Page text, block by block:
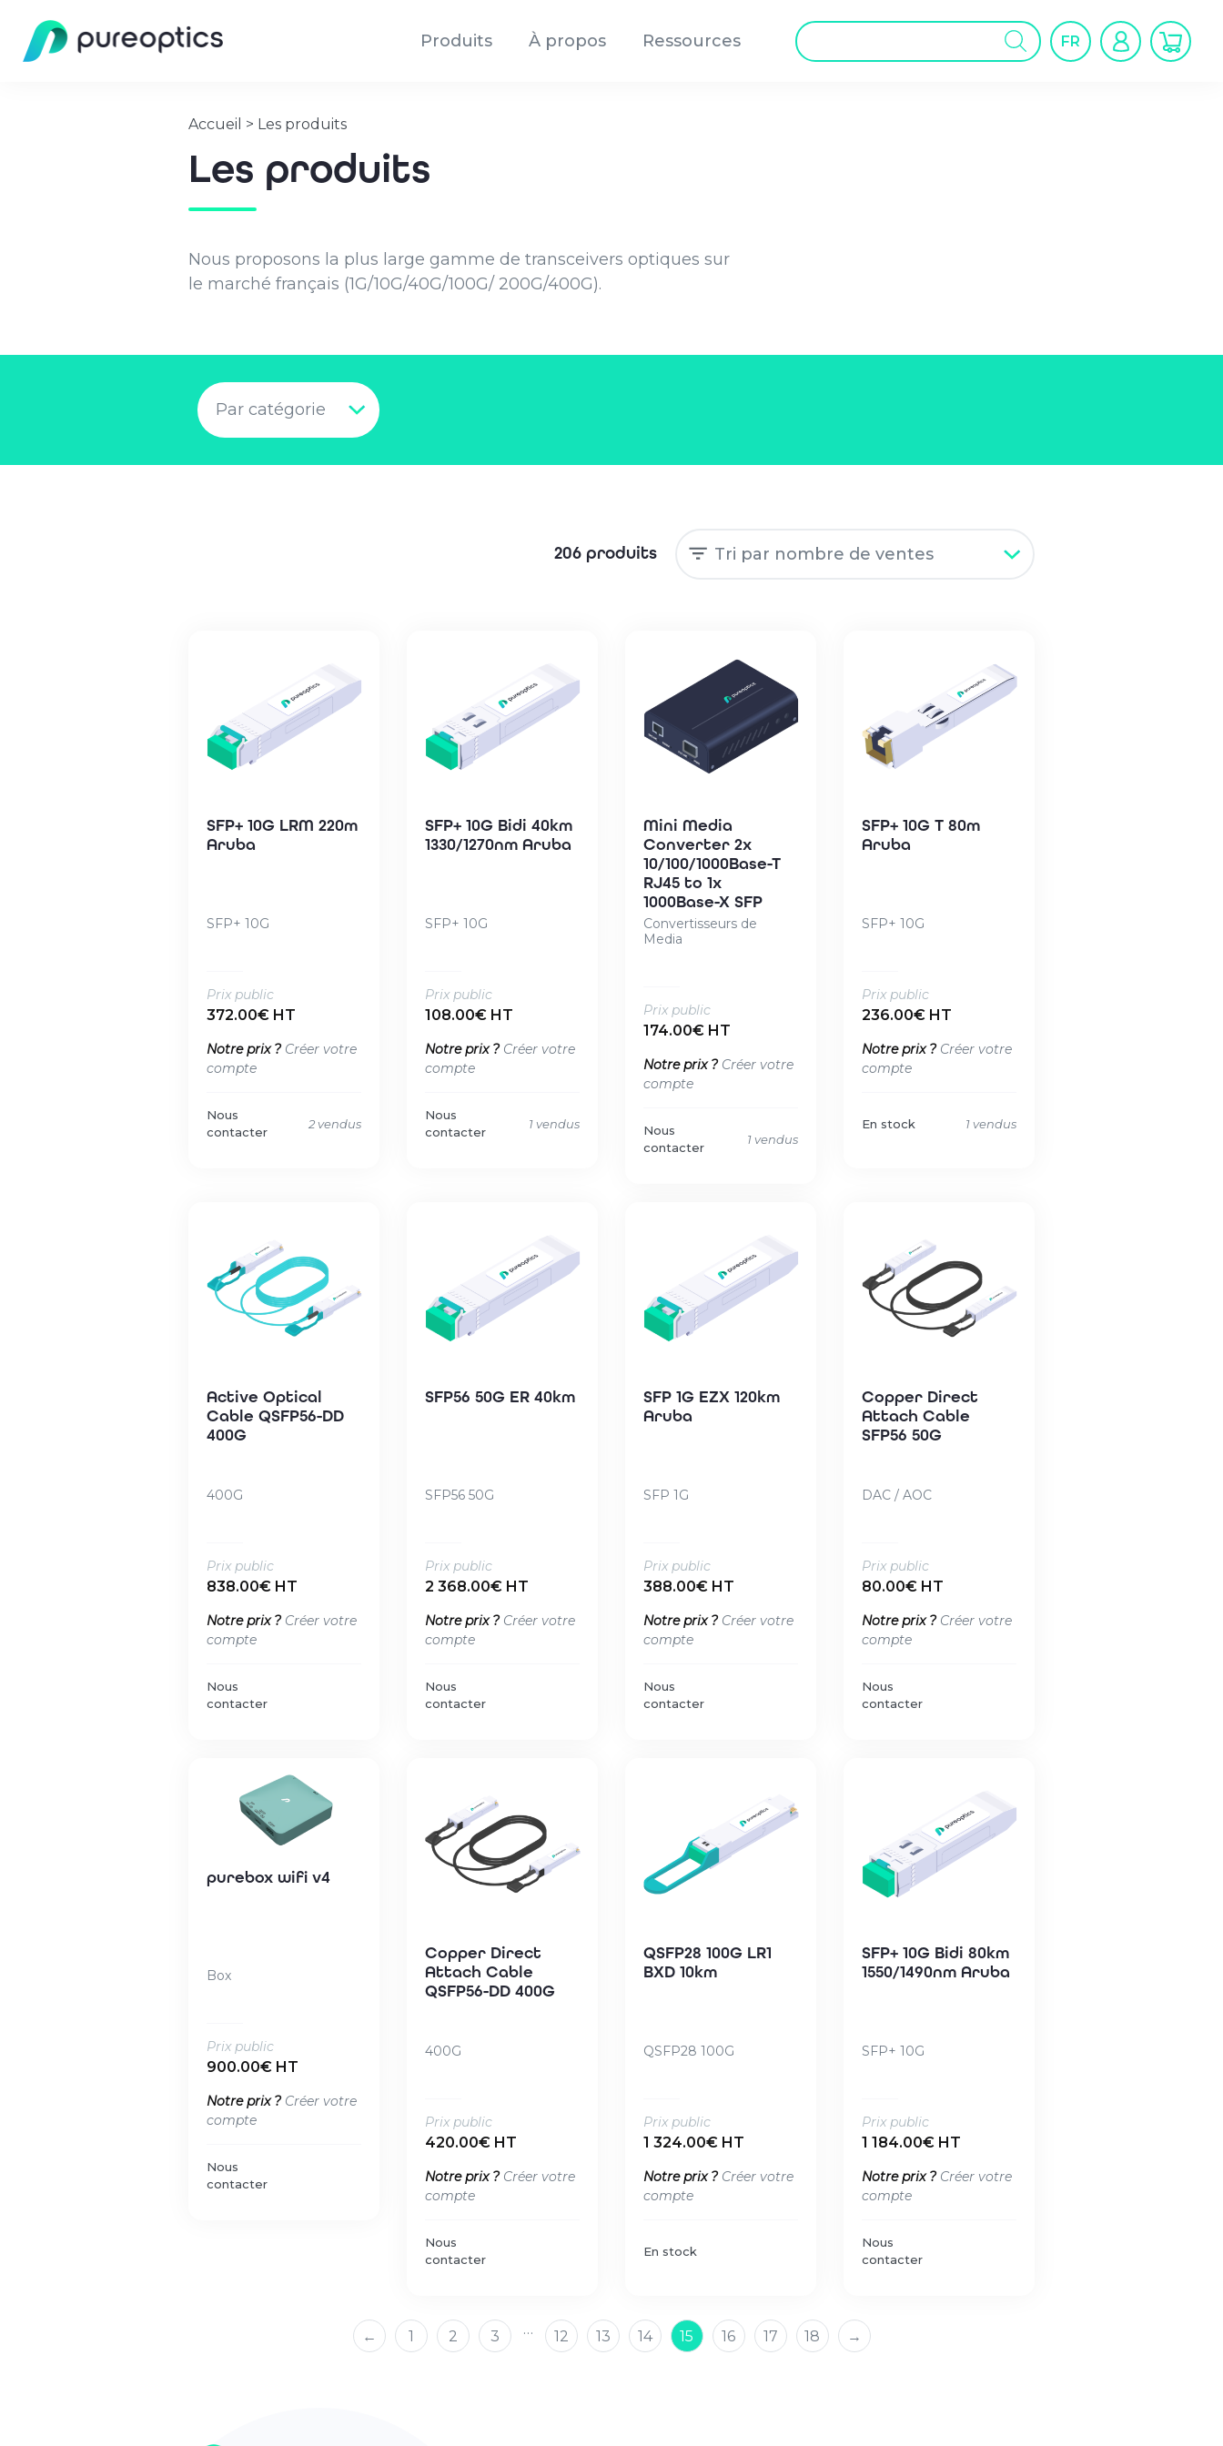
Produits À propos Ressources
Recherche
de
produits
FR
Accueil > Les produits
Les produits
Nous proposons la plus large gamme de transceivers optiques sur
le marché français (1G/10G/40G/100G/ 200G/400G).
Par catégorie
206 produits
SFP+ 10G LRM 220m
Aruba
SFP+ 10G
Prix public
372.00€ HT
Notre prix ? Créer votre
compte
Nous
contacter
2 vendus
SFP+ 10G Bidi 40km
1330/1270nm Aruba
SFP+ 10G
Prix public
108.00€ HT
Notre prix ? Créer votre
compte
Nous
contacter
1 vendus
Mini Media
Converter 2x
10/100/1000Base-T
RJ45 to 1x
1000Base-X SFP
Convertisseurs de
Media
Prix public
174.00€ HT
Notre prix ? Créer votre
compte
Nous
contacter
1 vendus
SFP+ 10G T 80m
Aruba
SFP+ 10G
Prix public
236.00€ HT
Notre prix ? Créer votre
compte
En stock 1 vendus
Active Optical
Cable QSFP56-DD
400G
400G
Prix public
838.00€ HT
Notre prix ? Créer votre
compte
Nous
contacter
SFP56 50G ER 40km
SFP56 50G
Prix public
2 368.00€ HT
Notre prix ? Créer votre
compte
Nous
contacter
SFP 1G EZX 120km
Aruba
SFP 1G
Prix public
388.00€ HT
Notre prix ? Créer votre
compte
Nous
contacter
Copper Direct
Attach Cable
SFP56 50G
DAC / AOC
Prix public
80.00€ HT
Notre prix ? Créer votre
compte
Nous
contacter
purebox wifi v4
Box
Prix public
900.00€ HT
Notre prix ? Créer votre
compte
Nous
contacter
Copper Direct
Attach Cable
QSFP56-DD 400G
400G
Prix public
420.00€ HT
Notre prix ? Créer votre
compte
Nous
contacter
QSFP28 100G LR1
BXD 10km
QSFP28 100G
Prix public
1 324.00€ HT
Notre prix ? Créer votre
compte
En stock
SFP+ 10G Bidi 80km
1550/1490nm Aruba
SFP+ 10G
Prix public
1 184.00€ HT
Notre prix ? Créer votre
compte
Nous
contacter
← 1 2 3 … 12 13 14 15 16 17 18 →